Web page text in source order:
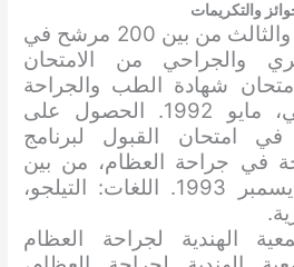
والتكريمات
المركز الخامس والثالث من بين 200 مرشح في
والجراحي من الامتحان
امتحان شهادة الطب والجراحة
(MBBS) النهائي، مايو 1992. الحصول على
في امتحان القبول لبرنامج
في جراحة العظام، من بين
266 مرشحًا، ديسمبر 1993. اللغات: التيلجو،
الهندية لجراحة العظام